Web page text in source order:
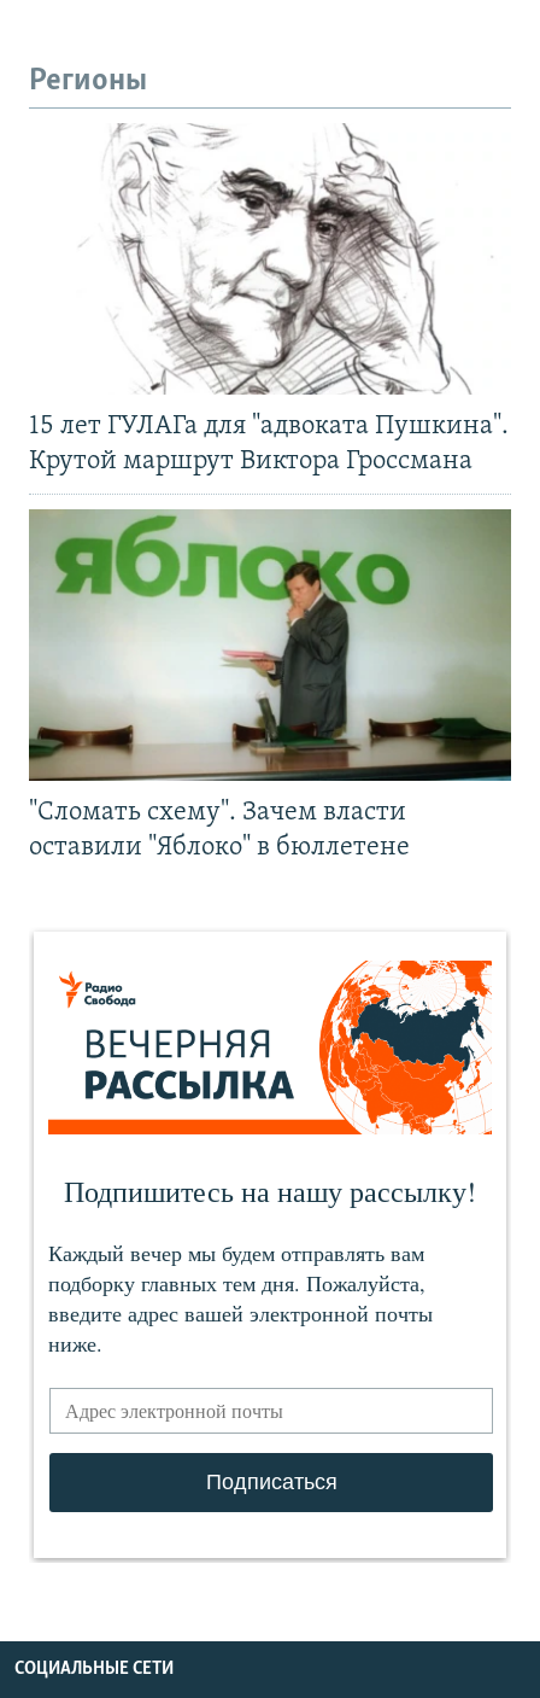
Регионы
15 лет ГУЛАГа для "адвоката Пушкина".
Крутой маршрут Виктора Гроссмана
"Сломать схему". Зачем власти
оставили "Яблоко" в бюллетене
СОЦИАЛЬНЫЕ СЕТИ